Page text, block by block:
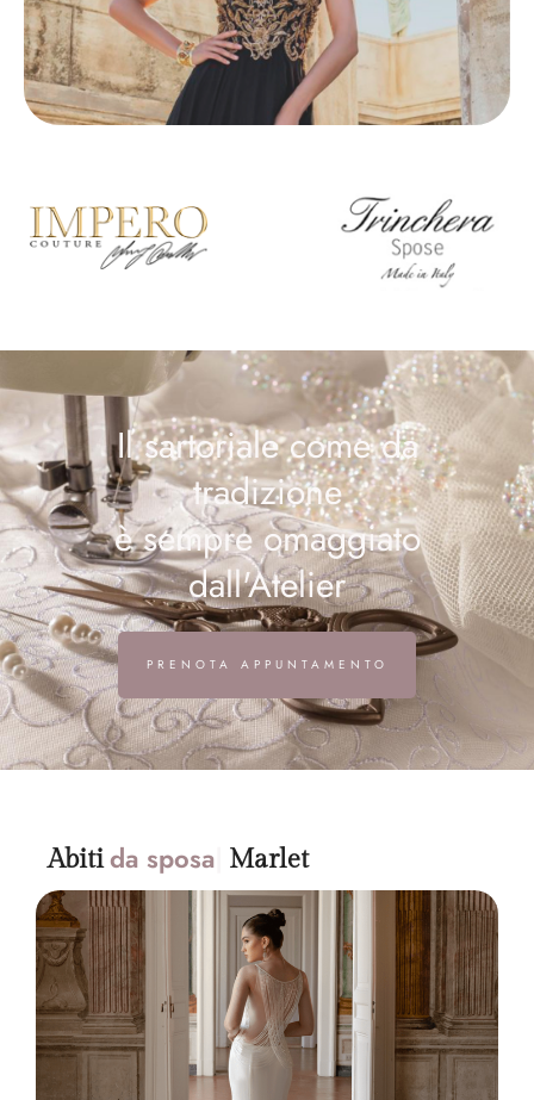
Il sartoriale come da
tradizione
è sempre omaggiato
dall'Atelier
PRENOTA APPUNTAMENTO
Abitida sposa Marlet